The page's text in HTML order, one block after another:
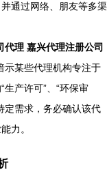
通过网络、朋友等多渠
代理 嘉兴代理注册公司
示某些代理机构专注于
产许可”、“环保审
定需求，务必确认该代
力。